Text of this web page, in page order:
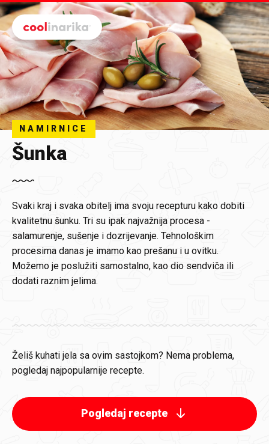
Preskoči na glavni sadržaj
NAMIRNICE
Šunka
Svaki kraj i svaka obitelj ima svoju recepturu kako dobiti
kvalitetnu šunku. Tri su ipak najvažnija procesa -
salamurenje, sušenje i dozrijevanje. Tehnološkim
procesima danas je imamo kao prešanu i u ovitku.
Možemo je poslužiti samostalno, kao dio sendviča ili
dodati raznim jelima.
Želiš kuhati jela sa ovim sastojkom? Nema problema,
pogledaj najpopularnije recepte.
Pogledaj recepte